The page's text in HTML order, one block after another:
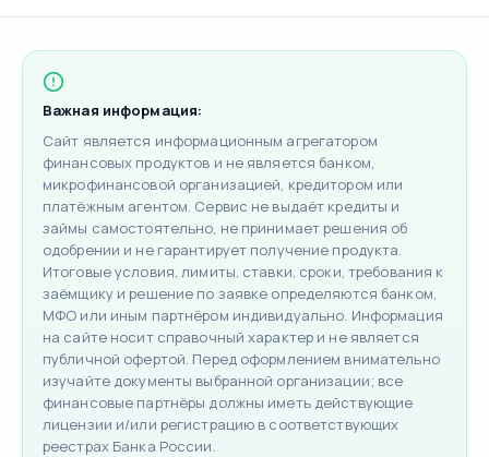
Важная информация:
Сайт является информационным агрегатором
финансовых продуктов и не является банком,
микрофинансовой организацией, кредитором или
платёжным агентом. Сервис не выдаёт кредиты и
займы самостоятельно, не принимает решения об
одобрении и не гарантирует получение продукта.
Итоговые условия, лимиты, ставки, сроки, требования к
заёмщику и решение по заявке определяются банком,
МФО или иным партнёром индивидуально. Информация
на сайте носит справочный характер и не является
публичной офертой. Перед оформлением внимательно
изучайте документы выбранной организации; все
финансовые партнёры должны иметь действующие
лицензии и/или регистрацию в соответствующих
реестрах Банка России.